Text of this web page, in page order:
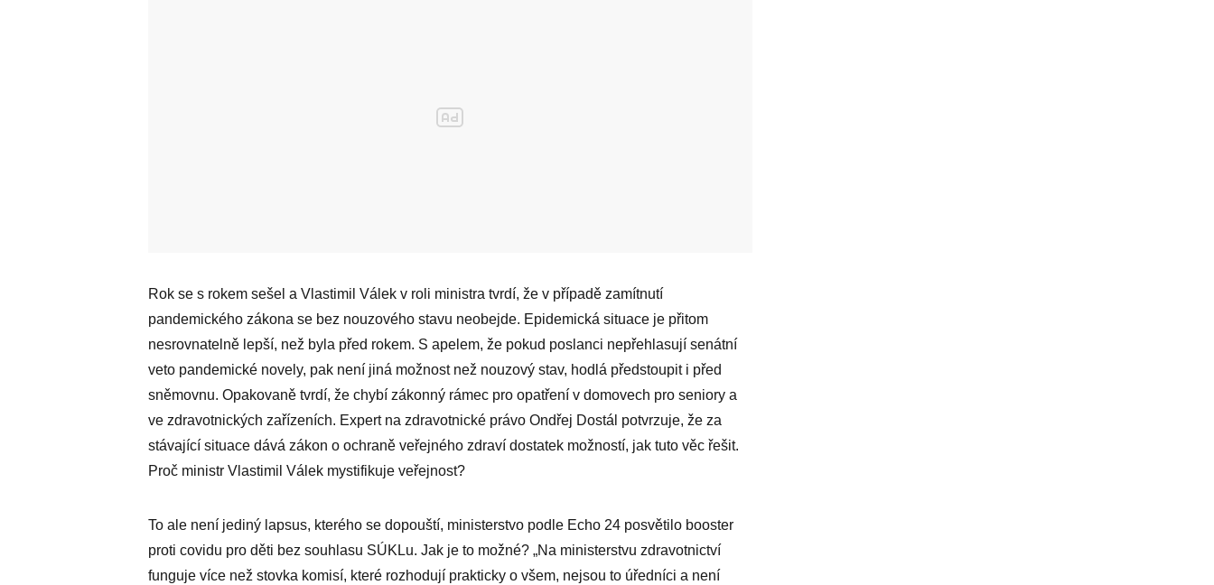
Rok se s rokem sešel a Vlastimil Válek v roli ministra tvrdí, že v případě zamítnutí
pandemického zákona se bez nouzového stavu neobejde. Epidemická situace je přitom
nesrovnatelně lepší, než byla před rokem. S apelem, že pokud poslanci nepřehlasují senátní
veto pandemické novely, pak není jiná možnost než nouzový stav, hodlá předstoupit i před
sněmovnu. Opakovaně tvrdí, že chybí zákonný rámec pro opatření v domovech pro seniory a
ve zdravotnických zařízeních. Expert na zdravotnické právo Ondřej Dostál potvrzuje, že za
stávající situace dává zákon o ochraně veřejného zdraví dostatek možností, jak tuto věc řešit.
Proč ministr Vlastimil Válek mystifikuje veřejnost?
To ale není jediný lapsus, kterého se dopouští, ministerstvo podle Echo 24 posvětilo booster
proti covidu pro děti bez souhlasu SÚKLu. Jak je to možné? „Na ministerstvu zdravotnictví
funguje více než stovka komisí, které rozhodují prakticky o všem, nejsou to úředníci a není